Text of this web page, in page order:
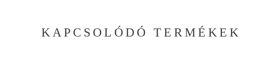
KAPCSOLÓDÓ TERMÉKEK